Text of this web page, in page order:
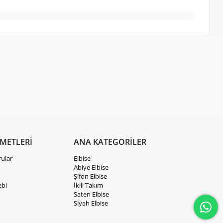
ANA KATEGORİLER
Elbise
Abiye Elbise
Şifon Elbise
İkili Takım
Saten Elbise
Siyah Elbise